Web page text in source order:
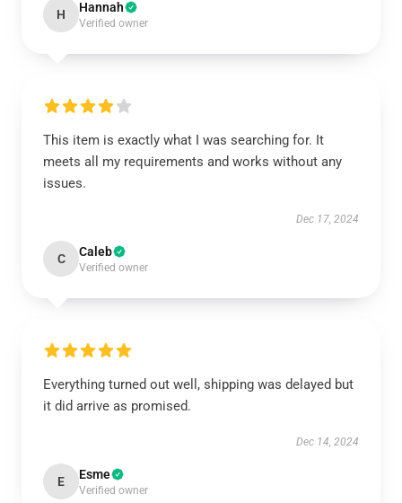
H Hannah
Verified owner
This item is exactly what I was searching for. It
meets all my requirements and works without any
issues.
Dec 17, 2024
C Caleb
Verified owner
Everything turned out well, shipping was delayed but
it did arrive as promised.
Dec 14, 2024
E Esme
Verified owner